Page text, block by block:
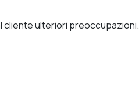
cliente ulteriori preoccupazioni.